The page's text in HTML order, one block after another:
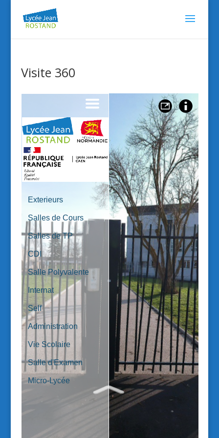
Visite 360
Exterieurs
Salles de Cours
Salles de TP
CDI
Salle Polyvalente
Internat
Self
Administration
Vie Scolaire
Salle d'Examen
Micro-Lycée